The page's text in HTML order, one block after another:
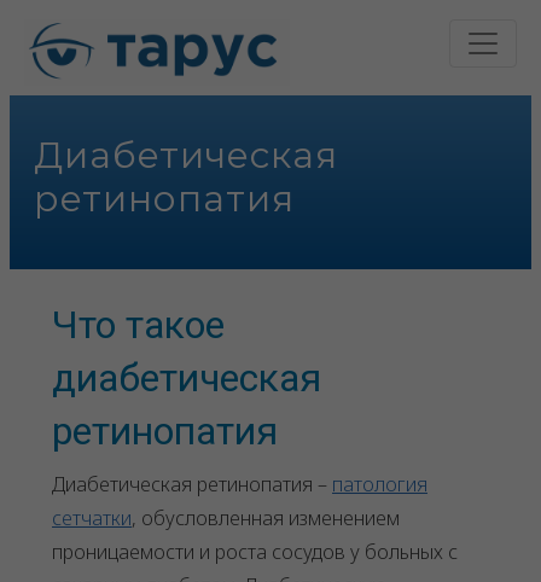
Диабетическая
ретинопатия
Что такое
диабетическая
ретинопатия
Диабетическая ретинопатия – патология
сетчатки, обусловленная изменением
проницаемости и роста сосудов у больных с